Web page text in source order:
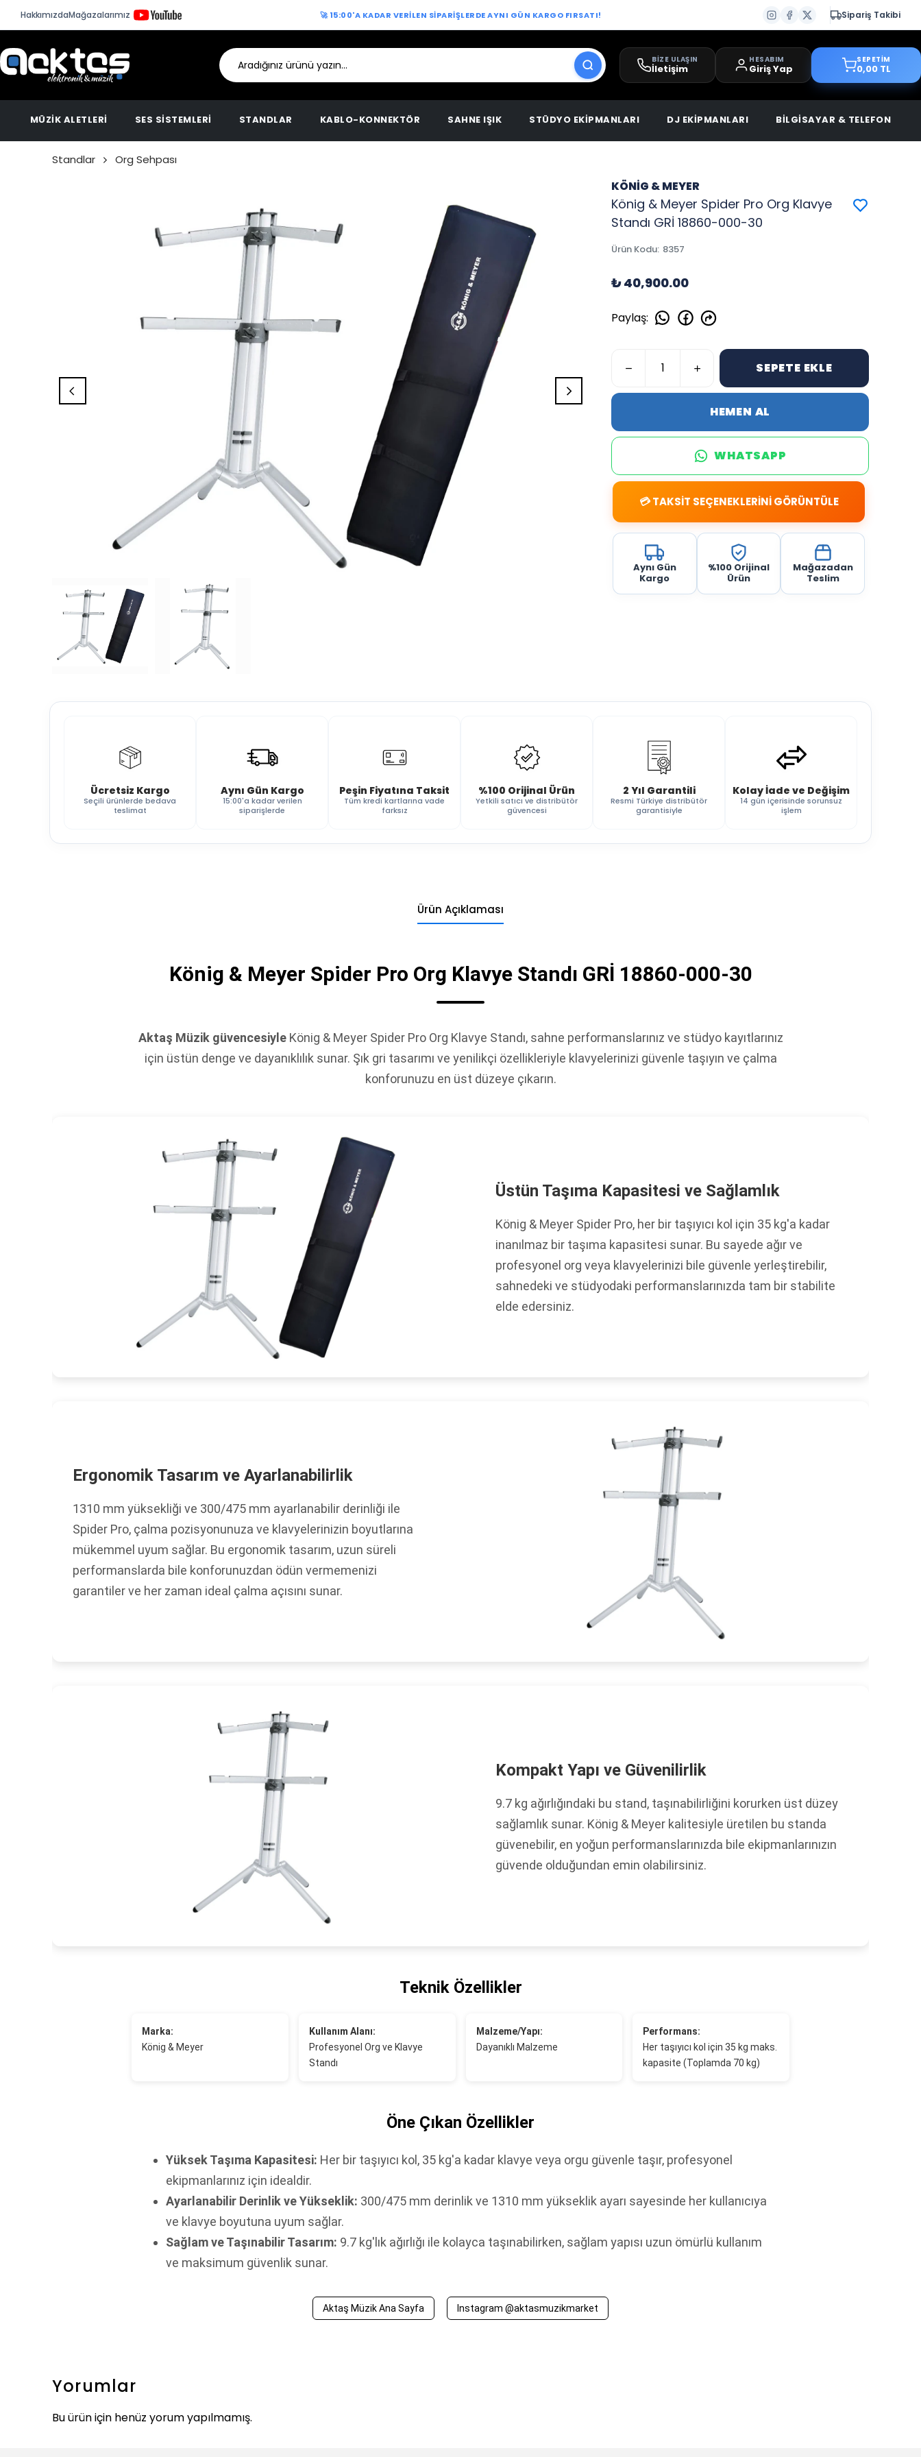
HakkımızdaMağazalarımız 🚀 15:00'A KADAR VERİLEN SİPARİŞLERDE AYNI GÜN KARGO FIRSATI! Sipariş Takibi
BİZE ULAŞIN
İletişim
HESABIM
Giriş Yap
SEPETİM
0,00 TL
MÜZİK ALETLERİ SES SİSTEMLERİ STANDLAR KABLO-KONNEKTÖR SAHNE IŞIK STÜDYO EKİPMANLARI DJ EKİPMANLARI BİLGİSAYAR & TELEFON
Standlar Org Sehpası
KÖNİG & MEYER
König & Meyer Spider Pro Org Klavye
Standı GRİ 18860-000-30
Ürün Kodu: 8357
₺ 40,900.00
Paylaş:
SEPETE EKLE
HEMEN AL
WHATSAPP
💳 TAKSİT SEÇENEKLERİNİ GÖRÜNTÜLE
Aynı Gün
Kargo
%100 Orijinal
Ürün
Mağazadan
Teslim
Ücretsiz Kargo
Seçili ürünlerde bedava
teslimat
Aynı Gün Kargo
15:00'a kadar verilen
siparişlerde
Peşin Fiyatına Taksit
Tüm kredi kartlarına vade
farksız
%100 Orijinal Ürün
Yetkili satıcı ve distribütör
güvencesi
2 Yıl Garantili
Resmi Türkiye distribütör
garantisiyle
Kolay İade ve Değişim
14 gün içerisinde sorunsuz
işlem
Ürün Açıklaması
König & Meyer Spider Pro Org Klavye Standı GRİ 18860-000-30
Aktaş Müzik güvencesiyleKönig & Meyer Spider Pro Org Klavye Standı, sahne performanslarınız ve stüdyo kayıtlarınız
için üstün denge ve dayanıklılık sunar. Şık gri tasarımı ve yenilikçi özellikleriyle klavyelerinizi güvenle taşıyın ve çalma
konforunuzu en üst düzeye çıkarın.
Üstün Taşıma Kapasitesi ve Sağlamlık
König & Meyer Spider Pro, her bir taşıyıcı kol için 35 kg'a kadar
inanılmaz bir taşıma kapasitesi sunar. Bu sayede ağır ve
profesyonel org veya klavyelerinizi bile güvenle yerleştirebilir,
sahnedeki ve stüdyodaki performanslarınızda tam bir stabilite
elde edersiniz.
Ergonomik Tasarım ve Ayarlanabilirlik
1310 mm yüksekliği ve 300/475 mm ayarlanabilir derinliği ile
Spider Pro, çalma pozisyonunuza ve klavyelerinizin boyutlarına
mükemmel uyum sağlar. Bu ergonomik tasarım, uzun süreli
performanslarda bile konforunuzdan ödün vermemenizi
garantiler ve her zaman ideal çalma açısını sunar.
Kompakt Yapı ve Güvenilirlik
9.7 kg ağırlığındaki bu stand, taşınabilirliğini korurken üst düzey
sağlamlık sunar. König & Meyer kalitesiyle üretilen bu standa
güvenebilir, en yoğun performanslarınızda bile ekipmanlarınızın
güvende olduğundan emin olabilirsiniz.
Teknik Özellikler
Marka:
König & Meyer
Kullanım Alanı:
Profesyonel Org ve Klavye
Standı
Malzeme/Yapı:
Dayanıklı Malzeme
Performans:
Her taşıyıcı kol için 35 kg maks.
kapasite (Toplamda 70 kg)
Öne Çıkan Özellikler
Yüksek Taşıma Kapasitesi: Her bir taşıyıcı kol, 35 kg'a kadar klavye veya orgu güvenle taşır, profesyonel
ekipmanlarınız için idealdir.
Ayarlanabilir Derinlik ve Yükseklik: 300/475 mm derinlik ve 1310 mm yükseklik ayarı sayesinde her kullanıcıya
ve klavye boyutuna uyum sağlar.
Sağlam ve Taşınabilir Tasarım: 9.7 kg'lık ağırlığı ile kolayca taşınabilirken, sağlam yapısı uzun ömürlü kullanım
ve maksimum güvenlik sunar.
Aktaş Müzik Ana Sayfa Instagram @aktasmuzikmarket
Yorumlar
Bu ürün için henüz yorum yapılmamış.